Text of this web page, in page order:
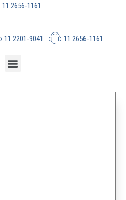
11 2656-1161
11 2201-9041 11 2656-1161